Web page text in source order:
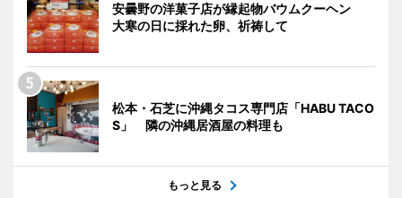
安曇野の洋菓子店が縁起物バウムクーヘン
大寒の日に採れた卵、祈祷して
松本・石芝に沖縄タコス専門店「HABU TACO
S」 隣の沖縄居酒屋の料理も
もっと見る